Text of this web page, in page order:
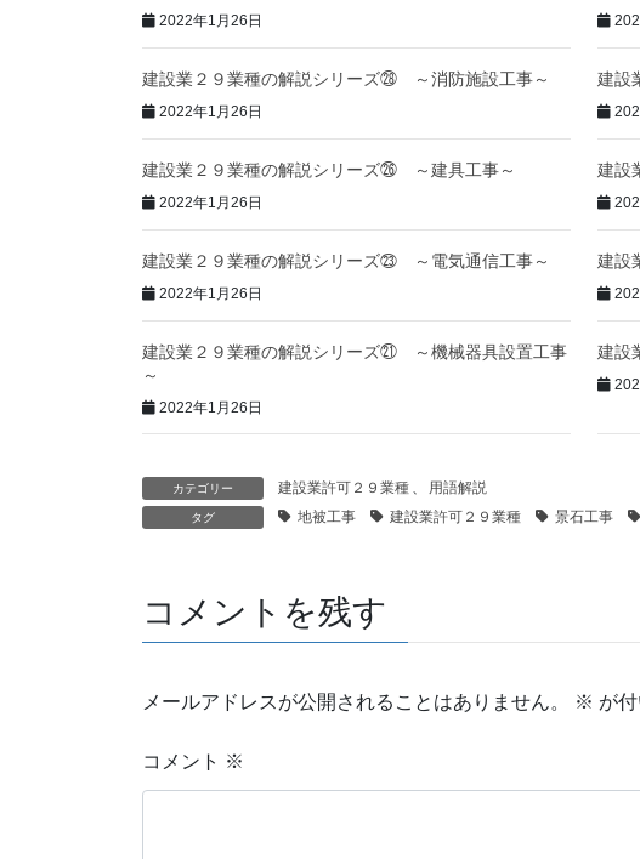
2022年1月26日
建設業２９業種の解説シリーズ㉘ ～消防施設工事～
2022年1月26日
建設
建設業２９業種の解説シリーズ㉖ ～建具工事～
2022年1月26日
建設
建設業２９業種の解説シリーズ㉓ ～電気通信工事～
2022年1月26日
建設
建設業２９業種の解説シリーズ㉑ ～機械器具設置工事
～
2022年1月26日
建設
カテゴリー 建設業許可２９業種 、 用語解説
タグ 地被工事 建設業許可２９業種 景石工事
コメントを残す
メールアドレスが公開されることはありません。 ※ が
コメント ※